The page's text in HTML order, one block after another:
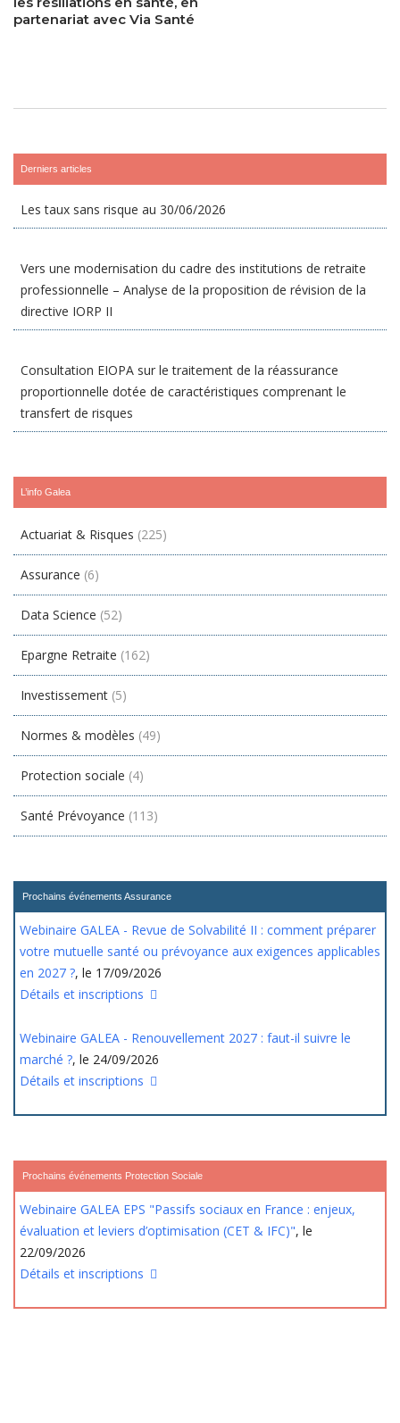
partenariat avec Via Santé
Derniers articles
Les taux sans risque au 30/06/2026
Vers une modernisation du cadre des institutions de retraite
professionnelle – Analyse de la proposition de révision de la
directive IORP II
Consultation EIOPA sur le traitement de la réassurance
proportionnelle dotée de caractéristiques comprenant le
transfert de risques
L’info Galea
Actuariat & Risques (225)
Assurance (6)
Data Science (52)
Epargne Retraite (162)
Investissement (5)
Normes & modèles (49)
Protection sociale (4)
Santé Prévoyance (113)
Prochains événements Assurance
Webinaire GALEA - Revue de Solvabilité II : comment préparer
votre mutuelle santé ou prévoyance aux exigences applicables
en 2027 ?, le 17/09/2026
Détails et inscriptions
Webinaire GALEA - Renouvellement 2027 : faut-il suivre le
marché ?, le 24/09/2026
Détails et inscriptions
Prochains événements Protection Sociale
Webinaire GALEA EPS "Passifs sociaux en France : enjeux,
évaluation et leviers d’optimisation (CET & IFC)", le
22/09/2026
Détails et inscriptions